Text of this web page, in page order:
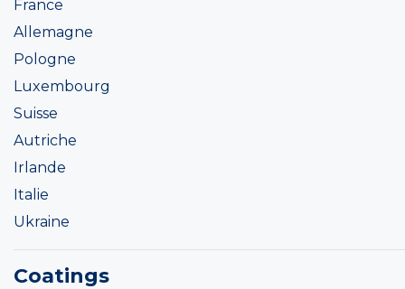
France
Allemagne
Pologne
Luxembourg
Suisse
Autriche
Irlande
Italie
Ukraine
Coatings